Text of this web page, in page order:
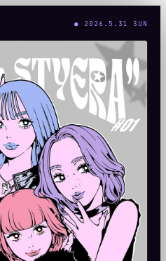
● 2026.5.31 SUN